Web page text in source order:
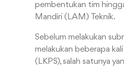
pembentukan tim
Mandiri (LAM) Teknik.
Sebelum melakukan
melakukan beberapa
(LKPS), salah satunya